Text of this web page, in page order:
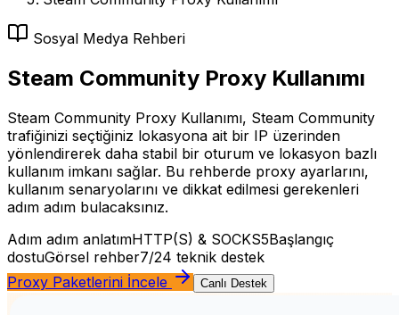
Sosyal Medya Rehberi
Steam Community Proxy Kullanımı
Steam Community Proxy Kullanımı, Steam Community
trafiğinizi seçtiğiniz lokasyona ait bir IP üzerinden
yönlendirerek daha stabil bir oturum ve lokasyon bazlı
kullanım imkanı sağlar. Bu rehberde proxy ayarlarını,
kullanım senaryolarını ve dikkat edilmesi gerekenleri
adım adım bulacaksınız.
Adım adım anlatımHTTP(S) & SOCKS5Başlangıç
dostuGörsel rehber7/24 teknik destek
Proxy Paketlerini İncele
Canlı Destek